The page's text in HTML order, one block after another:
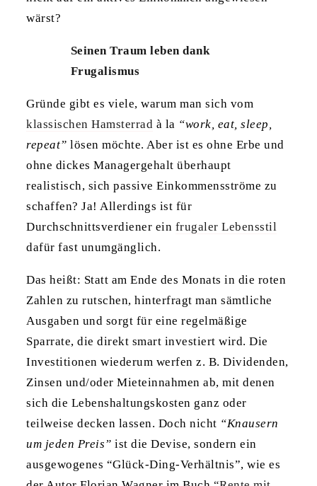
wärst?
Seinen Traum leben dank
Frugalismus
Gründe gibt es viele, warum man sich vom
klassischen Hamsterrad à la “work, eat, sleep,
repeat” lösen möchte. Aber ist es ohne Erbe und
ohne dickes Managergehalt überhaupt
realistisch, sich passive Einkommensströme zu
schaffen? Ja! Allerdings ist für
Durchschnittsverdiener ein frugaler Lebensstil
dafür fast unumgänglich.
Das heißt: Statt am Ende des Monats in die roten
Zahlen zu rutschen, hinterfragt man sämtliche
Ausgaben und sorgt für eine regelmäßige
Sparrate, die direkt smart investiert wird. Die
Investitionen wiederum werfen z. B. Dividenden,
Zinsen und/oder Mieteinnahmen ab, mit denen
sich die Lebenshaltungskosten ganz oder
teilweise decken lassen. Doch nicht “Knausern
um jeden Preis” ist die Devise, sondern ein
ausgewogenes “Glück-Ding-Verhältnis”, wie es